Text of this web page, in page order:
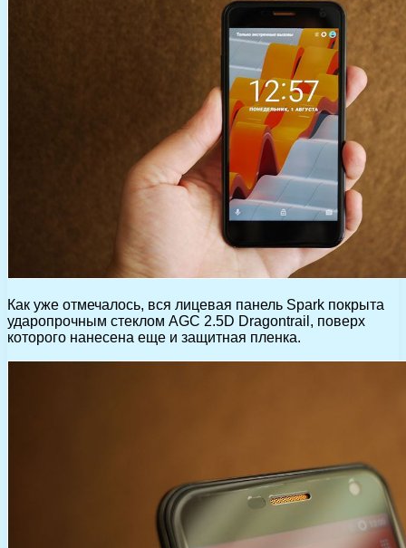
Как уже отмечалось, вся лицевая панель Spark покрыта
ударопрочным стеклом AGC 2.5D Dragontrail, поверх
которого нанесена еще и защитная пленка.